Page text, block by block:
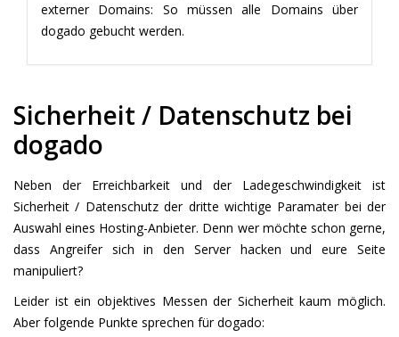
externer Domains: So müssen alle Domains über
dogado gebucht werden.
Sicherheit / Datenschutz bei
dogado
Neben der Erreichbarkeit und der Ladegeschwindigkeit ist
Sicherheit / Datenschutz der dritte wichtige Paramater bei der
Auswahl eines Hosting-Anbieter. Denn wer möchte schon gerne,
dass Angreifer sich in den Server hacken und eure Seite
manipuliert?
Leider ist ein objektives Messen der Sicherheit kaum möglich.
Aber folgende Punkte sprechen für dogado: